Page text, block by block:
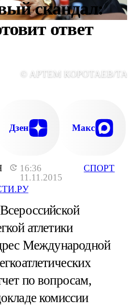
16:36
11.11.2015
СПОРТ
скандал:
ответ
© АРТЕМ КОРОТАЕВ/
Дзен Макс
атлетики
Международной
по вопросам,
комиссии